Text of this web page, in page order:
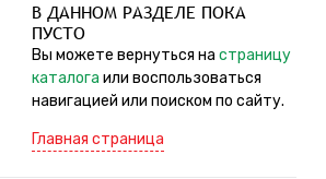
В ДАННОМ РАЗДЕЛЕ ПОКА
ПУСТО
Вы можете вернуться на страницу
каталога или воспользоваться
навигацией или поиском по сайту.
Главная страница